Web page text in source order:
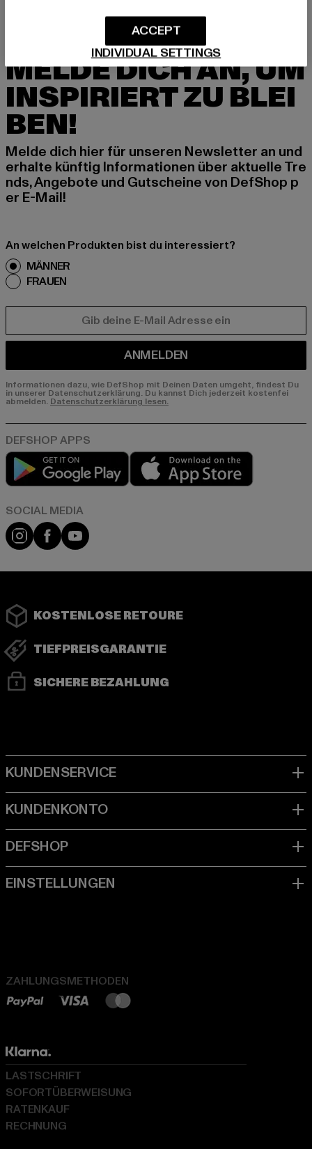
MELDE DICH AN, UM
INSPIRIERT ZU BLEI
BEN!
Melde dich hier für unseren Newsletter an und
erhalte künftig Informationen über aktuelle Tre
nds, Angebote und Gutscheine von DefShop p
er E-Mail!
An welchen Produkten bist du interessiert?
MÄNNER
FRAUEN
ANMELDEN
Informationen dazu, wie DefShop mit Deinen Daten umgeht, findest Du
in unserer Datenschutzerklärung. Du kannst Dich jederzeit kostenfei
abmelden. Datenschutzerklärung lesen.
Play market
Instagram
FacebookYouTube
KOSTENLOSE RETOURE
TIEFPREISGARANTIE
SICHERE BEZAHLUNG
ZAHLUNGSMETHODEN
LASTSCHRIFT
SOFORTÜBERWEISUNG
RATENKAUF
RECHNUNG
INDIVIDUAL SETTINGS
ACCEPT